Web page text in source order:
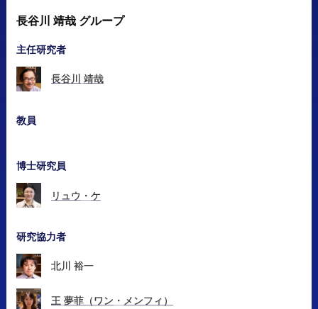
長谷川 靖哉 グループ
主任研究者
長谷川 靖哉
教員
博士研究員
リュウ ・ ケ
研究協力者
北川 裕一
王 夢菲（ワン ・ メンフィ）